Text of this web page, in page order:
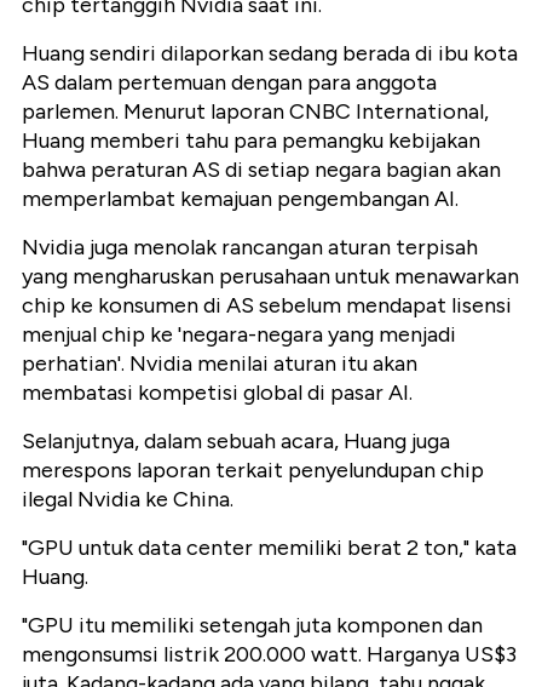
Huang sendiri dilaporkan sedang berada di ibu kota
AS dalam pertemuan dengan para anggota
parlemen. Menurut laporan CNBC International,
Huang memberi tahu para pemangku kebijakan
bahwa peraturan AS di setiap negara bagian akan
memperlambat kemajuan pengembangan AI.
Nvidia juga menolak rancangan aturan terpisah
yang mengharuskan perusahaan untuk menawarkan
chip ke konsumen di AS sebelum mendapat lisensi
menjual chip ke 'negara-negara yang menjadi
perhatian'. Nvidia menilai aturan itu akan
membatasi kompetisi global di pasar AI.
Selanjutnya, dalam sebuah acara, Huang juga
merespons laporan terkait penyelundupan chip
ilegal Nvidia ke China.
"GPU untuk data center memiliki berat 2 ton," kata
Huang.
"GPU itu memiliki setengah juta komponen dan
mengonsumsi listrik 200.000 watt. Harganya US$3